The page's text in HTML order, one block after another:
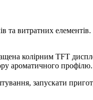
витратних
колірним TFT
ароматичного профілю.
запускати